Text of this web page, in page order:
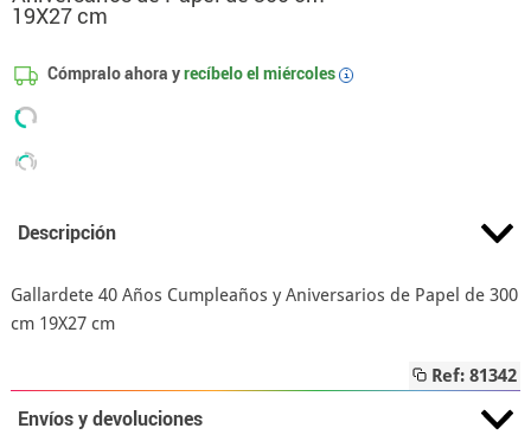
19X27 cm
Cómpralo ahora yrecíbelo el miércoles i
Descripción
Gallardete 40 Años Cumpleaños y Aniversarios de Papel de 300
cm 19X27 cm
Ref: 81342
Envíos y devoluciones